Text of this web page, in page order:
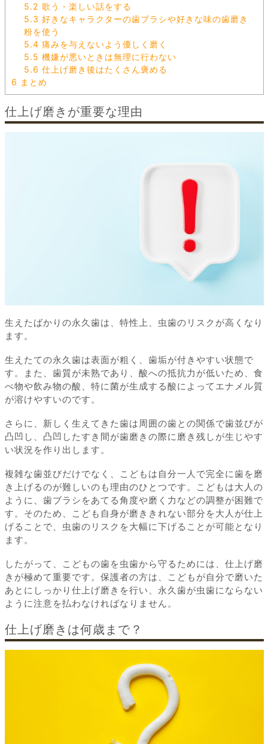
5.2 歌う・楽しい話をする
5.3 好きなキャラクターの歯ブラシや好きな味の歯磨き
粉を使う
5.4 痛みを与えないよう優しく磨く
5.5 機嫌が悪いときは無理に行わない
5.6 仕上げ磨き後はたくさん褒める
6 まとめ
仕上げ磨きが重要な理由
生えたばかりの永久歯は、特性上、虫歯のリスクが高くなり
ます。
生えたての永久歯は表面が粗く、歯垢が付きやすい状態で
す。また、歯質が未熟であり、酸への抵抗力が低いため、食
べ物や飲み物の酸、特に菌が生成する酸によってエナメル質
が溶けやすいのです。
さらに、新しく生えてきた歯は周囲の歯との関係で歯並びが
凸凹し、凸凹したすき間が歯磨きの際に磨き残しが生じやす
い状況を作り出します。
複雑な歯並びだけでなく、こどもは自分一人で完全に歯を磨
き上げるのが難しいのも理由のひとつです。こどもは大人の
ように、歯ブラシをあてる角度や磨く力などの調整が困難で
す。そのため、こども自身が磨ききれない部分を大人が仕上
げることで、虫歯のリスクを大幅に下げることが可能となり
ます。
したがって、こどもの歯を虫歯から守るためには、仕上げ磨
きが極めて重要です。保護者の方は、こどもが自分で磨いた
あとにしっかり仕上げ磨きを行い、永久歯が虫歯にならない
ように注意を払わなければなりません。
仕上げ磨きは何歳まで？